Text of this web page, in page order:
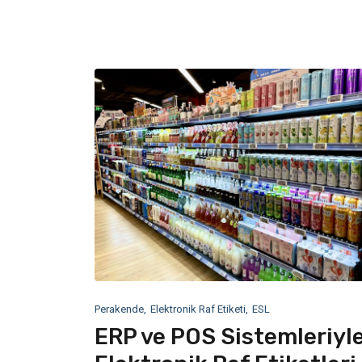
Perakende Elektronik Raf Etiketi ESL
ERP ve POS